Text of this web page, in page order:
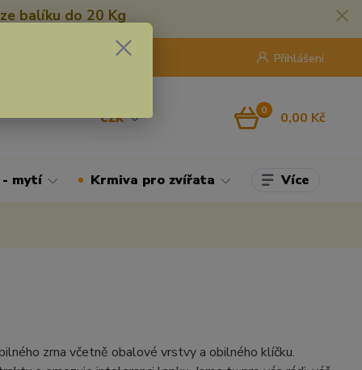
balíku do 20 Kg
CZK
Přihlášení
8:00 - 16:30
0 0,00 Kč
- mytí Krmiva pro zvířata Více
zrna včetně obalové vrstvy a obilného klíčku.